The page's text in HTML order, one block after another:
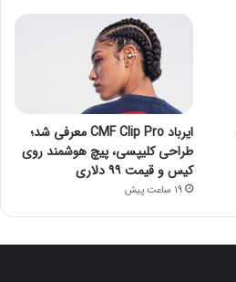
ایرباد CMF Clip Pro معرفی شد؛
طراحی کلیپسی، پیچ هوشمند روی
کیس و قیمت ۹۹ دلاری
19 ساعت پیش